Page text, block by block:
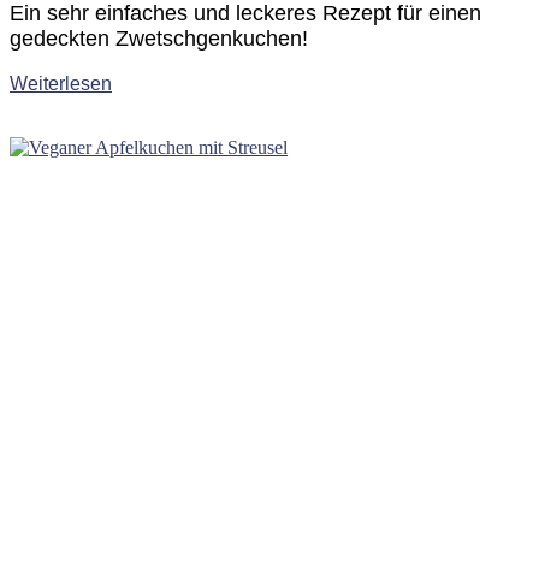
Ein sehr einfaches und leckeres Rezept für einen
gedeckten Zwetschgenkuchen!
Weiterlesen